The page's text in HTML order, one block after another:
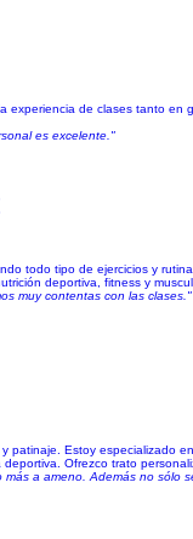
de clases tanto
es excelente."
todo tipo de ejercicios y
deportiva, fitness y
muy contentas con las clases."
Estoy
Ofrezco trato
a ameno. Además no